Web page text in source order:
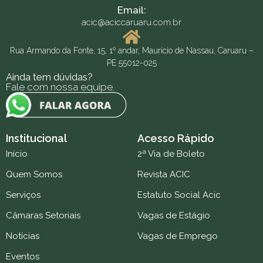
Email:
acic@aciccaruaru.com.br
Rua Armando da Fonte, 15, 1º andar, Maurício de Nassau, Caruaru –
PE 55012-025
Ainda tem dúvidas?
Fale com nossa equipe.
Institucional
Início
Quem Somos
Serviços
Câmaras Setoriais
Notícias
Eventos
Acesso Rápido
2ª Via de Boleto
Revista ACIC
Estatuto Social Acic
Vagas de Estágio
Vagas de Emprego